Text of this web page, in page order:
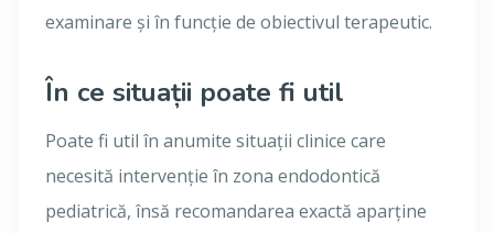
examinare și în funcție de obiectivul terapeutic.
În ce situații poate fi util
Poate fi util în anumite situații clinice care
necesită intervenție în zona endodontică
pediatrică, însă recomandarea exactă aparține